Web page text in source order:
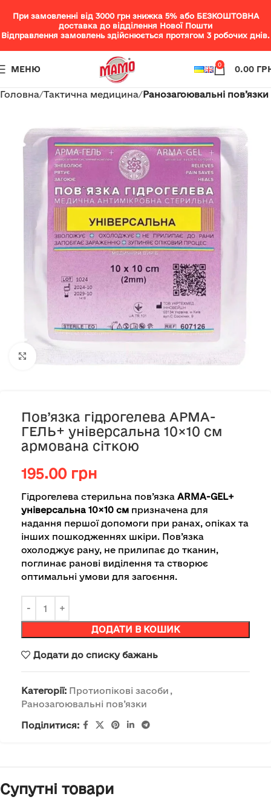
При замовленні від 3000 грн знижка 5% або БЕЗКОШТОВНА
доставка до відділення Нової Пошти
Відправлення замовлень здійснюється протягом 3 робочих днів.
МЕНЮ 0 0.00
Головна Тактична медицина Ранозагоювальні пов’язки
Клацніть, щоб збільшити
Пов’язка гідрогелева АРМА-
ГЕЛЬ+ універсальна 10×10 см
армована сіткою
195.00 грн
Гідрогелева стерильна пов’язка ARMA-GEL+
універсальна 10×10 см призначена для
надання першої допомоги при ранах, опіках та
інших пошкодженнях шкіри. Пов’язка
охолоджує рану, не прилипає до тканин,
поглинає ранові виділення та створює
оптимальні умови для загоєння.
ДОДАТИ В КОШИК
Додати до списку бажань
Категорії: Протиопікові засоби ,
Ранозагоювальні пов’язки
Поділитися:
Супутні товари